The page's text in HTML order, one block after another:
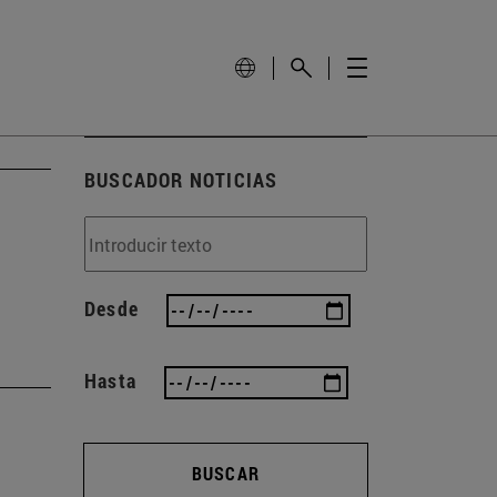
BUSCADOR NOTICIAS
Desde
Hasta
BUSCAR